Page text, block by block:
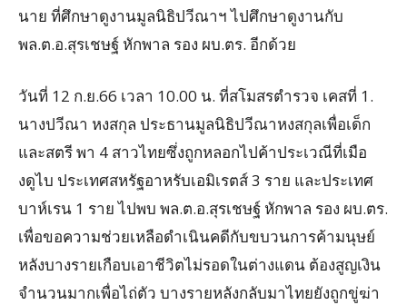
นาย ที่ศึกษาดูงานมูลนิธิปวีณาฯ ไปศึกษาดูงานกับ
พล.ต.อ.สุรเชษฐ์ หักพาล รอง ผบ.ตร. อีกด้วย
วันที่ 12 ก.ย.66 เวลา 10.00 น. ที่สโมสรตำรวจ เคสที่ 1.
นางปวีณา หงสกุล ประธานมูลนิธิปวีณาหงสกุลเพื่อเด็ก
และสตรี พา 4 สาวไทยซึ่งถูกหลอกไปค้าประเวณีที่เมือ
งดูไบ ประเทศสหรัฐอาหรับเอมิเรตส์ 3 ราย และประเทศ
บาห์เรน 1 ราย ไปพบ พล.ต.อ.สุรเชษฐ์ หักพาล รอง ผบ.ตร.
เพื่อขอความช่วยเหลือดำเนินคดีกับขบวนการค้ามนุษย์
หลังบางรายเกือบเอาชีวิตไม่รอดในต่างแดน ต้องสูญเงิน
จำนวนมากเพื่อไถ่ตัว บางรายหลังกลับมาไทยยังถูกขู่ฆ่า